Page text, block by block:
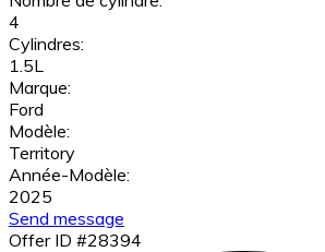
4
Cylindres:
1.5L
Marque:
Ford
Modèle:
Territory
Année-Modèle:
2025
Send message
Offer ID #28394